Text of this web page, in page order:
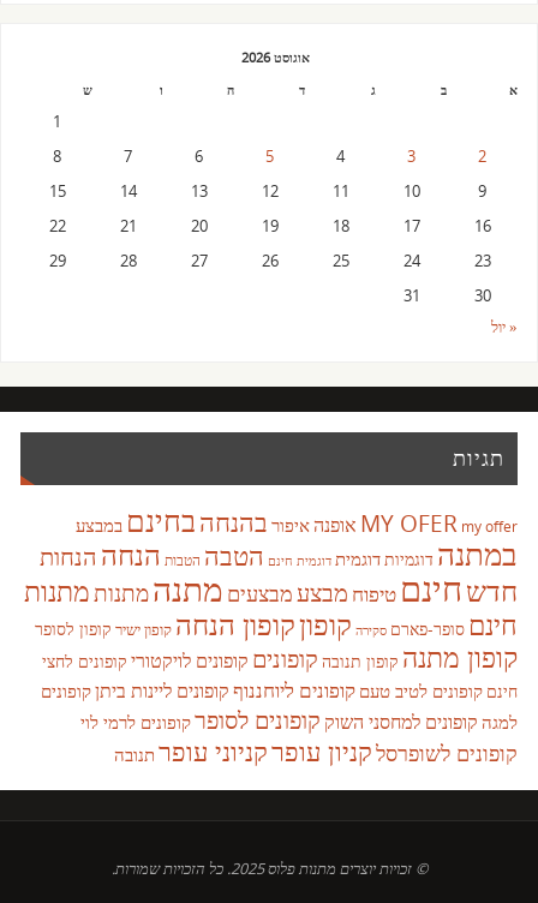
אוגוסט 2026
א
ב ג ד ה ו ש
1
2
3
4
5
6
7
8
9
10
11
12
13
14
15
16
17
18
19
20
21
22
23
24
25
26
27
28
29
30
31
« יול
תגיות
MY OFER my offer אופנהאיפור בהנחהבחינם במבצע
במתנה דוגמיות דוגמית דוגמית חינם הטבה הטבות הנחה הנחות
חדשחינם טיפוח מבצעמבצעים מתנהמתנותמתנות
חינם סופר-פארם סקירה קופוןקופון הנחה קופון ישיר קופון לסופר
קופון מתנה קופון תנובה קופונים קופונים לויקטורי קופונים לחצי
חינם קופונים לטיב טעם קופונים ליוחננוףקופונים ליינות ביתןקופונים
למגה קופונים למחסני השוק קופונים לסופרקופונים לרמי לוי
קופונים לשופרסלקניון עופרקניוני עופרתנובה
© זכויות יוצרים מתנות פלוס 2025. כל הזכויות שמורות.